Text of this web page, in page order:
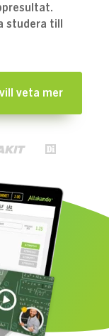
studera till
veta mer